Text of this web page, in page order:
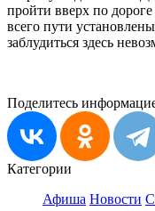
пройти вверх по
всего пути
заблудиться здесь
Поделитесь
Категории
Афиша Новости